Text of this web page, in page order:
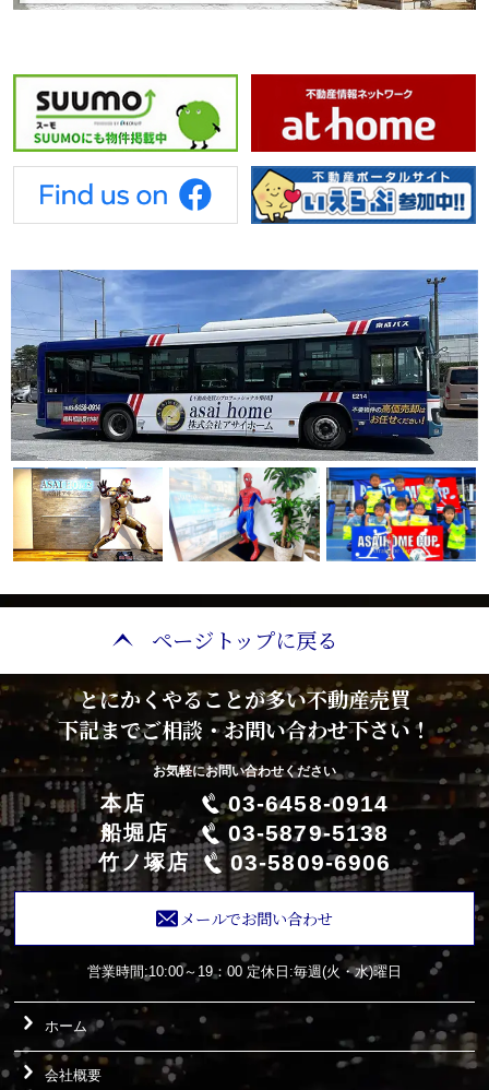
ページトップに戻る
とにかくやることが多い不動産売買
下記までご相談・お問い合わせ下さい！
お気軽にお問い合わせください
本店 03-6458-0914
船堀店 03-5879-5138
竹ノ塚店 03-5809-6906
メールでお問い合わせ
営業時間:10:00～19：00 定休日:毎週(火・水)曜日
ホーム
会社概要